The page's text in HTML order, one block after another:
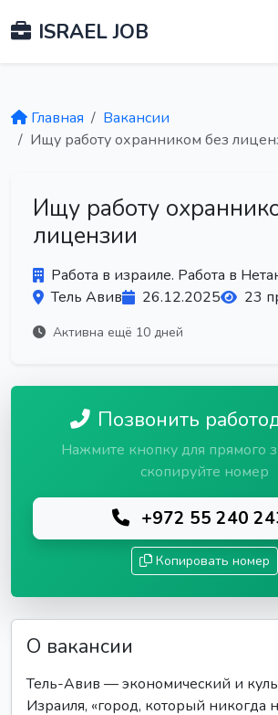
ISRAEL JOB
Главная
Вакансии
Ищу работу охранником без
Ищу работу
лицензии
Работа в израиле. Работа в
Тель Авив
26.12.2025 23
Активна ещё 10 дней
Позвонить
Нажмите кнопку для прямого
скопируйте номер
+972 55 240
Копировать номер
О вакансии
Тель-Авив — экономический и
Израиля, «город, который никогда